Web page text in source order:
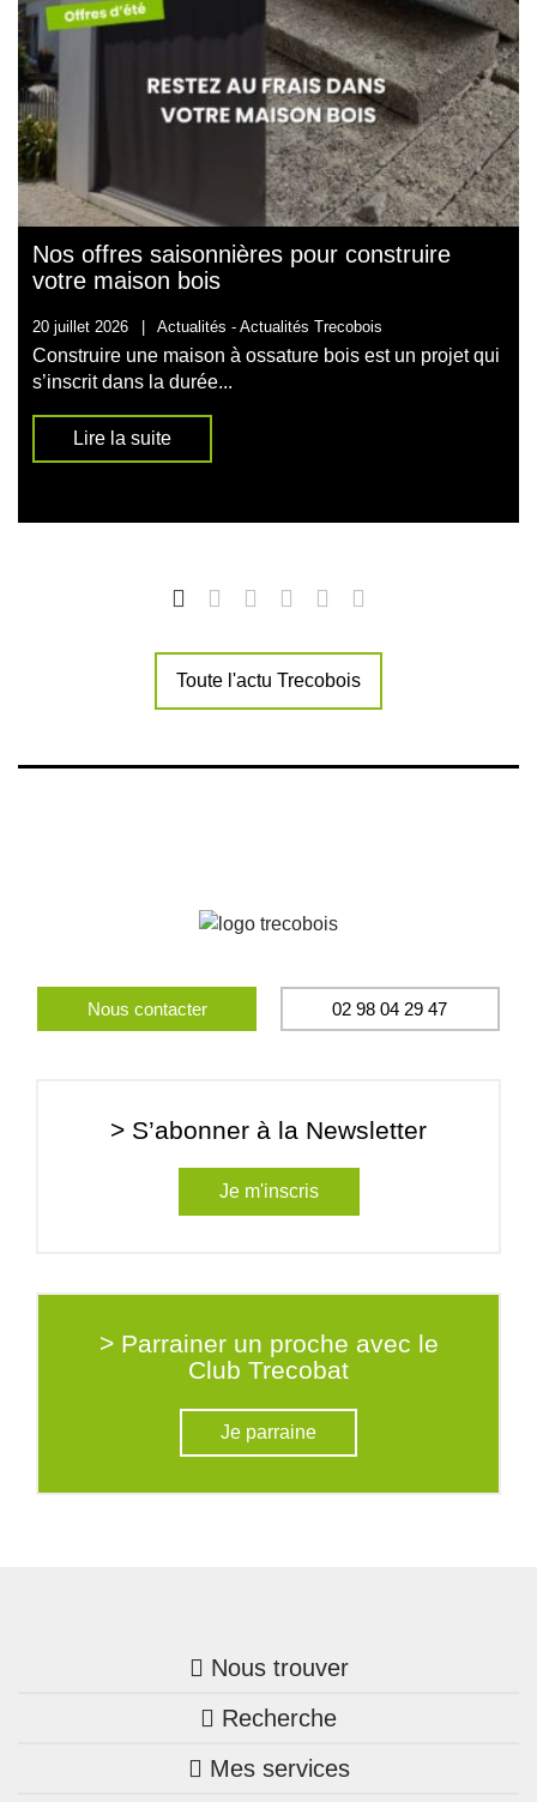
Nos offres saisonnières pour construire
votre maison bois
20 juillet 2026 | Actualités - Actualités Trecobois
Construire une maison à ossature bois est un projet qui
s’inscrit dans la durée...
Lire la suite
Toute l'actu Trecobois
Nous contacter 02 98 04 29 47
> S’abonner à la Newsletter
Je m'inscris
> Parrainer un proche avec le
Club Trecobat
Je parraine
Nous trouver
Trouver une agence
Bretagne
Recherche
Nos annonces
Mes services